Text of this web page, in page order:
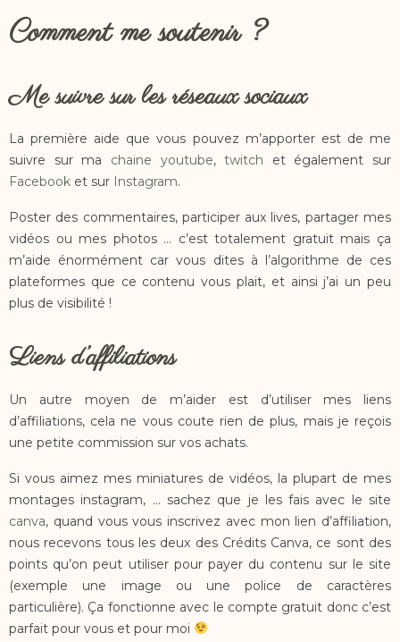
Comment me soutenir ?
Me suivre sur les réseaux sociaux
La première aide que vous pouvez m’apporter est de me
suivre sur ma chaine youtube,twitch et également sur
Facebook et sur Instagram.
Poster des commentaires, participer aux lives, partager mes
vidéos ou mes photos … c’est totalement gratuit mais ça
m’aide énormément car vous dites à l’algorithme de ces
plateformes que ce contenu vous plait, et ainsi j’ai un peu
plus de visibilité !
Liens d’affiliations
Un autre moyen de m’aider est d’utiliser mes liens
d’affiliations, cela ne vous coute rien de plus, mais je reçois
une petite commission sur vos achats.
Si vous aimez mes miniatures de vidéos, la plupart de mes
montages instagram, … sachez que je les fais avec le site
canva, quand vous vous inscrivez avec mon lien d’affiliation,
nous recevons tous les deux des Crédits Canva, ce sont des
points qu’on peut utiliser pour payer du contenu sur le site
(exemple une image ou une police de caractères
particulière). Ça fonctionne avec le compte gratuit donc c’est
parfait pour vous et pour moi